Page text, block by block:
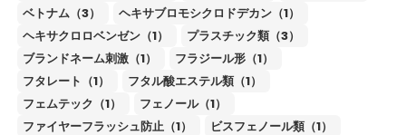
ベトナム（3）
ヘキサブロモシクロドデカン（1）
ヘキサクロロベンゼン（1）
プラスチック類（3）
ブランドネーム刺激（1）
フラジール形（1）
フタレート（1）
フタル酸エステル類（1）
フェムテック（1）
フェノール（1）
ファイヤーフラッシュ防止（1）
ビスフェノール類（1）